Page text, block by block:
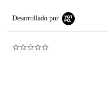
Desarrollado por